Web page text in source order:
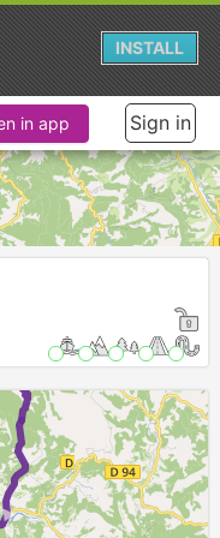
in app Sign in
INSTALL